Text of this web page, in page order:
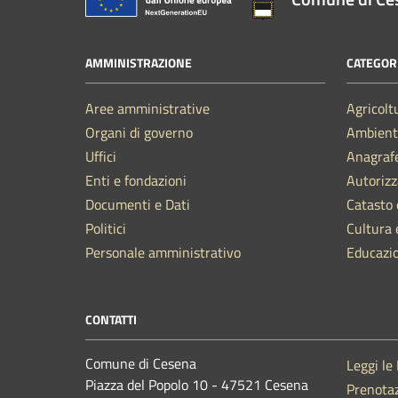
AMMINISTRAZIONE
Aree amministrative
Organi di governo
Uffici
Enti e fondazioni
Documenti e Dati
Politici
Personale amministrativo
Cultura
CONTATTI
Comune di Cesena
Piazza del Popolo 10 - 47521 Cesena
Leggi le